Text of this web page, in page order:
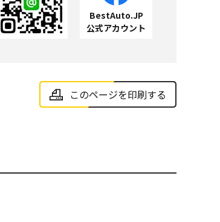
BestAuto.JP
公式アカウント
このページを印刷する